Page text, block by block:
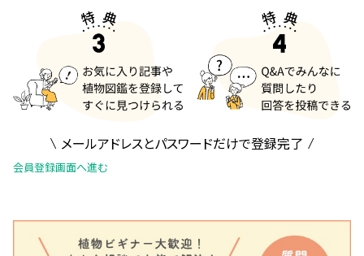
メールアドレスとパスワードだけで登録完了
会員登録画面へ進む